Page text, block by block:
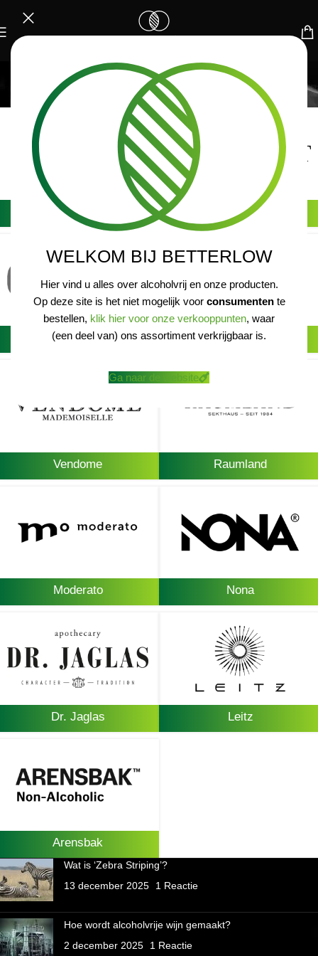
WELKOM BIJ BETTERLOW
Hier vind u alles over alcoholvrij en onze producten.
Op deze site is het niet mogelijk voor consumentente
bestellen, klik hier voor onze verkooppunten, waar
(een deel van) ons assortiment verkrijgbaar is.
Ga naar de website
PRODUCENT
Home/ Producent
Benita Sophie Lust & Feast
C. Kloss Neverland
Vendome Raumland
Moderato Nona
Dr. Jaglas Leitz
Arensbak
Wat is ‘Zebra Striping’?
13 december 2025
1 Reactie
Hoe wordt alcoholvrije wijn gemaakt?
2 december 2025
1 Reactie